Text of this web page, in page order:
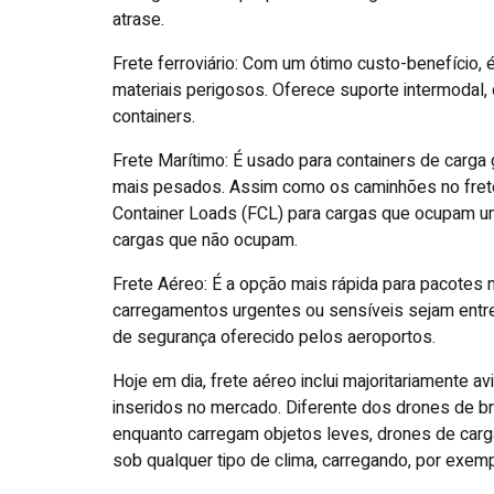
atrase.
Frete ferroviário: Com um ótimo custo-
materiais perigosos. Oferece suporte
containers.
Frete Marítimo: É usado para containers de
mais pesados. Assim como os caminhões no
Container Loads (FCL) para cargas que ocupam
cargas que não ocupam.
Frete Aéreo: É a opção mais rápida para
carregamentos urgentes ou sensíveis sejam
de segurança oferecido pelos aeroportos.
Hoje em dia, frete aéreo inclui majoritariamente
inseridos no mercado. Diferente dos drones de
enquanto carregam objetos leves, drones de
sob qualquer tipo de clima, carregando, por